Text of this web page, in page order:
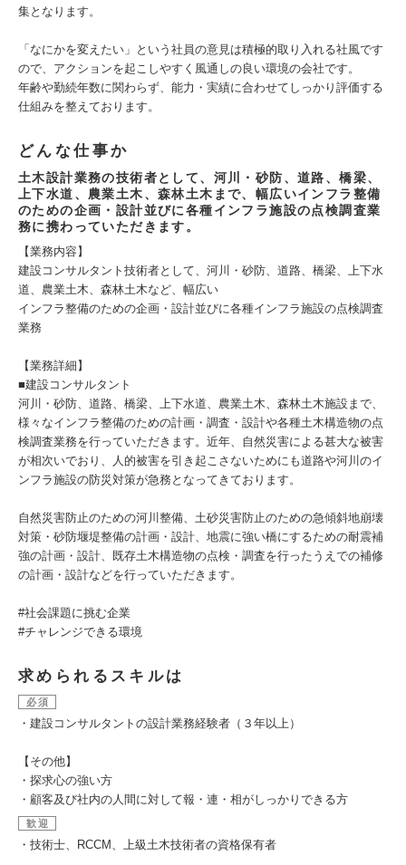
集となります。
「なにかを変えたい」という社員の意見は積極的取り入れる社風です
ので、アクションを起こしやすく風通しの良い環境の会社です。
年齢や勤続年数に関わらず、能力・実績に合わせてしっかり評価する
仕組みを整えております。
どんな仕事か
⼟⽊設計業務の技術者として、河川・砂防、道路、橋梁、
上下⽔道、農業⼟⽊、森林⼟⽊まで、幅広いインフラ整備
のための企画・設計並びに各種インフラ施設の点検調査業
務に携わっていただきます。
【業務内容】
建設コンサルタント技術者として、河川・砂防、道路、橋梁、上下水
道、農業土木、森林土木など、幅広い
インフラ整備のための企画・設計並びに各種インフラ施設の点検調査
業務
【業務詳細】
■建設コンサルタント
河川・砂防、道路、橋梁、上下水道、農業土木、森林土木施設まで、
様々なインフラ整備のための計画・調査・設計や各種土木構造物の点
検調査業務を行っていただきます。近年、自然災害による甚大な被害
が相次いでおり、人的被害を引き起こさないためにも道路や河川のイ
ンフラ施設の防災対策が急務となってきております。
自然災害防止のための河川整備、土砂災害防止のための急傾斜地崩壊
対策・砂防堰堤整備の計画・設計、地震に強い橋にするための耐震補
強の計画・設計、既存土木構造物の点検・調査を行ったうえでの補修
の計画・設計などを行っていただきます。
#社会課題に挑む企業
#チャレンジできる環境
求められるスキルは
必須
・建設コンサルタントの設計業務経験者（３年以上）
【その他】
・探求心の強い方
・顧客及び社内の人間に対して報・連・相がしっかりできる方
歓迎
・技術士、RCCM、上級土木技術者の資格保有者